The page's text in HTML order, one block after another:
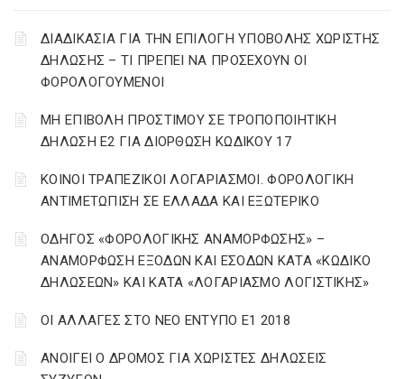
ΔΙΑΔΙΚΑΣΙΑ ΓΙΑ ΤΗΝ ΕΠΙΛΟΓΗ ΥΠΟΒΟΛΗΣ ΧΩΡΙΣΤΗΣ
ΔΗΛΩΣΗΣ – ΤΙ ΠΡΕΠΕΙ ΝΑ ΠΡΟΣΕΧΟΥΝ ΟΙ
ΦΟΡΟΛΟΓΟΥΜΕΝΟΙ
ΜΗ ΕΠΙΒΟΛΗ ΠΡΟΣΤΙΜΟΥ ΣΕ ΤΡΟΠΟΠΟΙΗΤΙΚΗ
ΔΗΛΩΣΗ Ε2 ΓΙΑ ΔΙΟΡΘΩΣΗ ΚΩΔΙΚΟΥ 17
ΚΟΙΝΟΙ ΤΡΑΠΕΖΙΚΟΙ ΛΟΓΑΡΙΑΣΜΟΙ. ΦΟΡΟΛΟΓΙΚΗ
ΑΝΤΙΜΕΤΩΠΙΣΗ ΣΕ ΕΛΛΑΔΑ ΚΑΙ ΕΞΩΤΕΡΙΚΟ
ΟΔΗΓΟΣ «ΦΟΡΟΛΟΓΙΚΗΣ ΑΝΑΜΟΡΦΩΣΗΣ» –
ΑΝΑΜΟΡΦΩΣΗ ΕΞΟΔΩΝ ΚΑΙ ΕΣΟΔΩΝ ΚΑΤΑ «ΚΩΔΙΚΟ
ΔΗΛΩΣΕΩΝ» ΚΑΙ ΚΑΤΑ «ΛΟΓΑΡΙΑΣΜΟ ΛΟΓΙΣΤΙΚΗΣ»
ΟΙ ΑΛΛΑΓΕΣ ΣΤΟ ΝΕΟ ΕΝΤΥΠΟ Ε1 2018
ΑΝΟΙΓΕΙ Ο ΔΡΟΜΟΣ ΓΙΑ ΧΩΡΙΣΤΕΣ ΔΗΛΩΣΕΙΣ